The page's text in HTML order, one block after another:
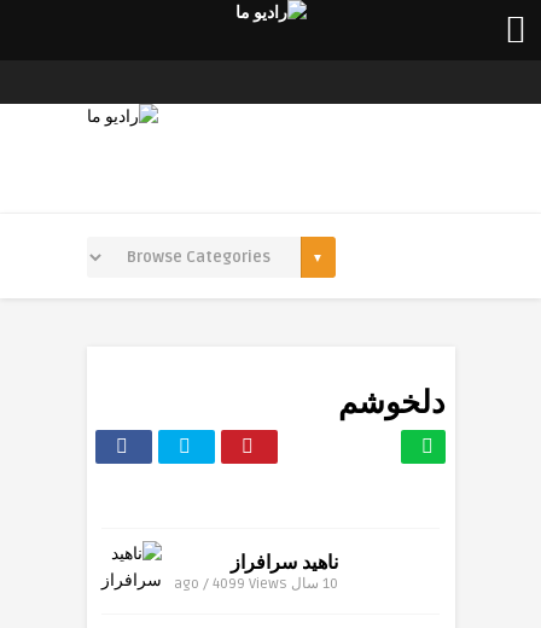
دلخوشم
ناهید سرافراز
10 سال ago / 4099 Views